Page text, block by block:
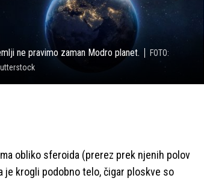
ne pravimo zaman Modro planet.
FOTO:
obliko sferoida (prerez prek njenih polov
je krogli podobno telo, čigar ploskve so